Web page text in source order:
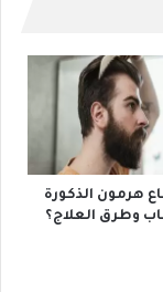
هرمون الذكورة